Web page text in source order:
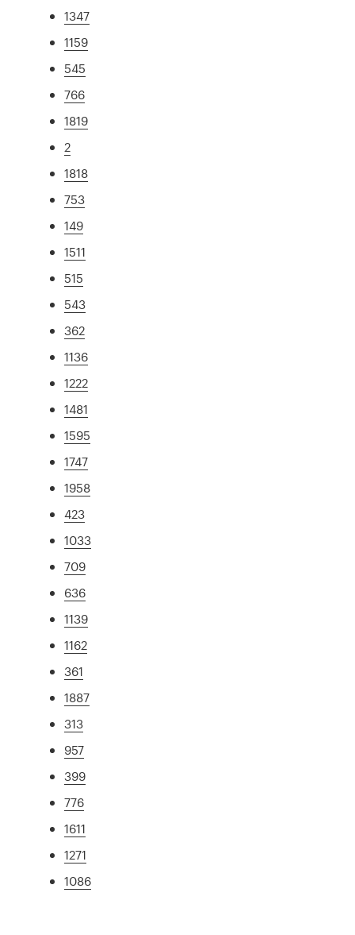
1347
1159
545
766
1819
2
1818
753
149
1511
515
543
362
1136
1222
1481
1595
1747
1958
423
1033
709
636
1139
1162
361
1887
313
957
399
776
1611
1271
1086